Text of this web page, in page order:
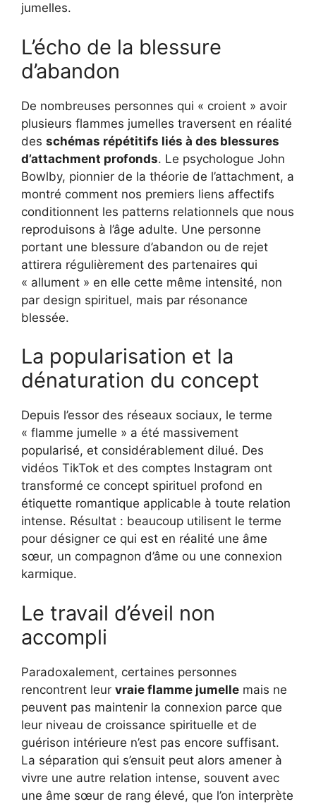
jumelles.
L’écho de la blessure
d’abandon
De nombreuses personnes qui « croient » avoir
plusieurs flammes jumelles traversent en réalité
des schémas répétitifs liés à des blessures
d’attachment profonds. Le psychologue John
Bowlby, pionnier de la théorie de l’attachment, a
montré comment nos premiers liens affectifs
conditionnent les patterns relationnels que nous
reproduisons à l’âge adulte. Une personne
portant une blessure d’abandon ou de rejet
attirera régulièrement des partenaires qui
« allument » en elle cette même intensité, non
par design spirituel, mais par résonance
blessée.
La popularisation et la
dénaturation du concept
Depuis l’essor des réseaux sociaux, le terme
« flamme jumelle » a été massivement
popularisé, et considérablement dilué. Des
vidéos TikTok et des comptes Instagram ont
transformé ce concept spirituel profond en
étiquette romantique applicable à toute relation
intense. Résultat : beaucoup utilisent le terme
pour désigner ce qui est en réalité une âme
sœur, un compagnon d’âme ou une connexion
karmique.
Le travail d’éveil non
accompli
Paradoxalement, certaines personnes
rencontrent leur vraie flamme jumelle mais ne
peuvent pas maintenir la connexion parce que
leur niveau de croissance spirituelle et de
guérison intérieure n’est pas encore suffisant.
La séparation qui s’ensuit peut alors amener à
vivre une autre relation intense, souvent avec
une âme sœur de rang élevé, que l’on interprète